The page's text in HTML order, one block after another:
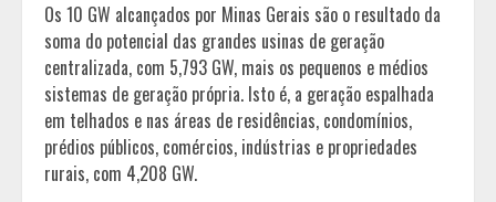
Os 10 GW alcançados por Minas Gerais são o resultado da
soma do potencial das grandes usinas de geração
centralizada, com 5,793 GW, mais os pequenos e médios
sistemas de geração própria. Isto é, a geração espalhada
em telhados e nas áreas de residências, condomínios,
prédios públicos, comércios, indústrias e propriedades
rurais, com 4,208 GW.